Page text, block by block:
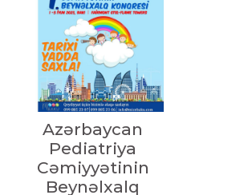
Azərbaycan
Pediatriya
Cəmiyyətinin
Beynəlxalq